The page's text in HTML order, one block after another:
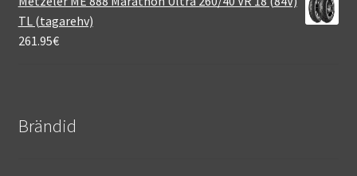
TL (tagarehv)
261.95€
Brändid